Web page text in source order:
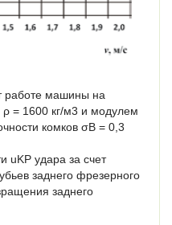
работе машины на
ρ = 1600 кг/м3 и модулем
комков σВ = 0,3
uKP удара за счет
заднего фрезерного
заднего